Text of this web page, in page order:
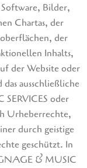
Bilder,
Chartas, der
der
Inhalts,
der Website oder
ausschließliche
oder
Urheberrechte,
durch geistige
geschützt. In
& MUSIC